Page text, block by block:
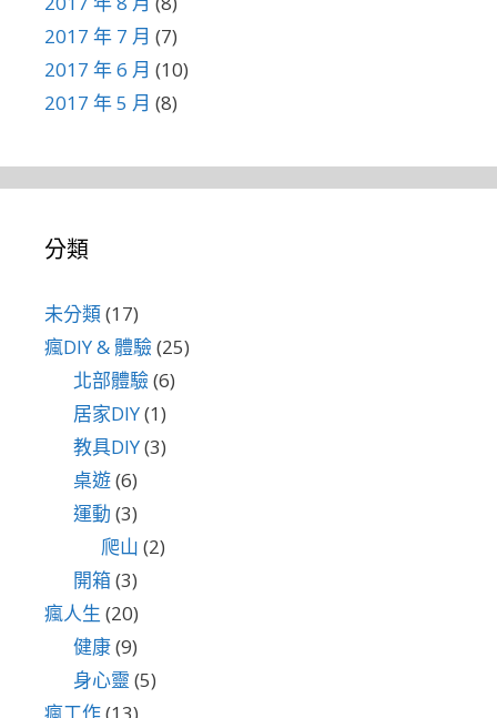
2017 年 7 月 (7)
2017 年 6 月 (10)
2017 年 5 月 (8)
分類
未分類(17)
瘋DIY & 體驗(25)
北部體驗(6)
居家DIY(1)
教具DIY(3)
桌遊(6)
運動 (3)
爬山 (2)
開箱(3)
瘋人生 (20)
健康(9)
身心靈 (5)
瘋工作(13)